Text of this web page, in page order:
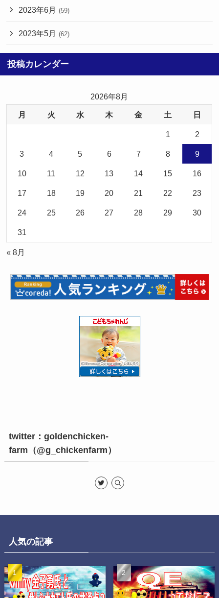
2023年6月 (59)
2023年5月 (62)
投稿カレンダー
2026年8月
月 火 水 木 金 土 日
1 2
3 4 5 6 7 8 9
10 11 12 13 14 15 16
17 18 19 20 21 22 23
24 25 26 27 28 29 30
31
« 8月
twitter：goldenchicken-
farm（@g_chickenfarm）
人気の記事